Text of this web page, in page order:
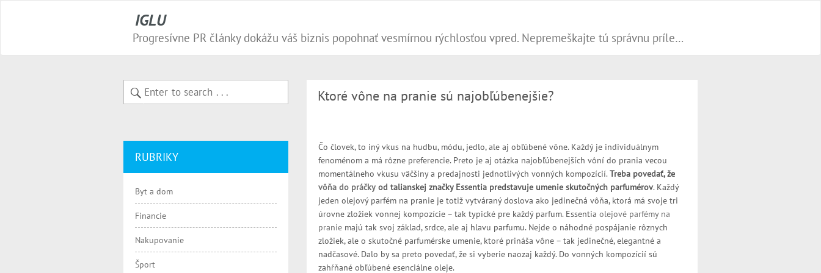
IGLU
Progresívne PR články dokážu váš biznis popohnať vesmírnou rýchlosťou vpred. Nepremeškajte tú správnu príležitosť a publikujte na našom webe.
Ktoré vône na pranie sú najobľúbenejšie?
Čo človek, to iný vkus na hudbu, módu, jedlo, ale aj obľúbené vône. Každý je individuálnym
fenoménom a má rôzne preferencie. Preto je aj otázka najobľúbenejších vôní do prania vecou
momentálneho vkusu väčšiny a predajnosti jednotlivých vonných kompozícií.Treba povedať, že
vôňa do práčky od talianskej značky Essentia predstavuje umenie skutočných parfumérov. Každý
jeden olejový parfém na pranie je totiž vytváraný doslova ako jedinečná vôňa, ktorá má svoje tri
úrovne zložiek vonnej kompozície – tak typické pre každý parfum. Essentia olejové parfémy na
praniemajú tak svoj základ, srdce, ale aj hlavu parfumu. Nejde o náhodné pospájanie rôznych
zložiek, ale o skutočné parfumérske umenie, ktoré prináša vône – tak jedinečné, elegantné a
nadčasové. Dalo by sa preto povedať, že si vyberie naozaj každý. Do vonných kompozícií sú
zahŕňané obľúbené esenciálne oleje.
RUBRIKY
Byt a dom
Financie
Nakupovanie
Šport